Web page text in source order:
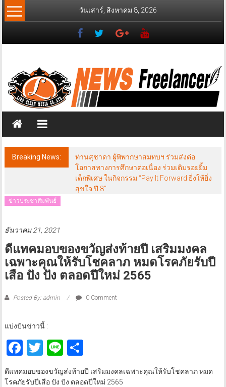
Skip
to
วันเสาร์, สิงหาคม 8, 2026
News
Freelancer
วส์
ฟรี
แลน
เซอร์
Breaking News:
ท่านสุชาดา ผู้พิพากษาสมทบฯ ร่วมส่งต่อ
โอกาสทางการศึกษาต่อเนื่อง ร่วมเติมรอยยิ้ม
เด็กพิเศษ ในกิจกรรม “Pay It Forward ยิ่งให้ยิ่ง
สุขใจ ปี 8”
ข่าวประชาสัมพันธ์
ธันวาคม 21, 2021
ดีแทคมอบของขวัญส่งท้ายปี เสริมมงคล
เฉพาะคุณให้รับโชคลาภ หมดโรคภัยรับปี
เสือ ปัง ปัง ตลอดปีใหม่ 2565
Posted By: admin 0 Comment
แบ่งปันข่าวนี้ :
Facebook
Twitter
LineShare
ดีแทคมอบของขวัญส่งท้ายปี เสริมมงคลเฉพาะคุณให้รับโชคลาภ หมด
โรคภัยรับปีเสือ ปัง ปัง ตลอดปีใหม่ 2565